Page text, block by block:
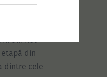
din nou
din
dintre cele